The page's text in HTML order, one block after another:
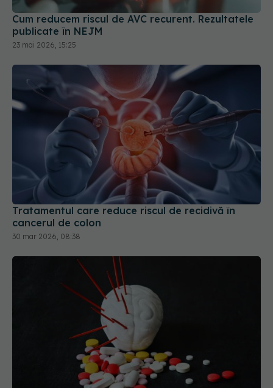
Cum reducem riscul de AVC recurent. Rezultatele
publicate în NEJM
23 mai 2026, 15:25
Tratamentul care reduce riscul de recidivă în
cancerul de colon
30 mar 2026, 08:38